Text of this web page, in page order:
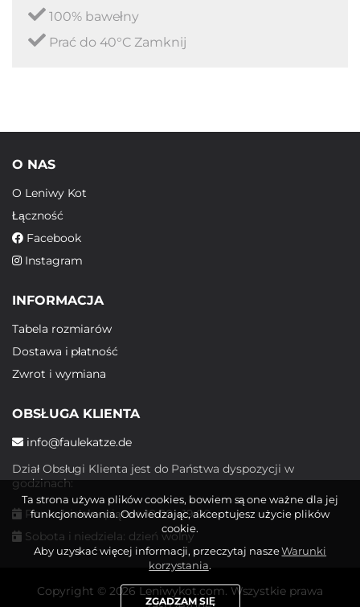
100% bawełny
Prać do 40°C Zamknij
O NAS
O Leniwy Kot
Łączność
Facebook
Instagram
INFORMACJA
Tabela rozmiarów
Dostawa i płatność
Zwrot i wymiana
OBSŁUGA KLIENTA
info@faulekatze.de
Dział Obsługi Klienta jest do Państwa dyspozycji w
godzinach:
Poniedziałek - piątek: 10:00 - 19:00
Sobota i niedziela: dzień wolny
Copyright © 2026 Leniwykot.com. Wszystkie prawa
Ta strona używa plików cookies, bowiem są one ważne dla jej
funkcjonowania. Odwiedzając, akceptujesz użycie plików
cookie.
Aby uzyskać więcej informacji, przeczytaj naszeWarunki
korzystania.
ZGADZAM SIĘ